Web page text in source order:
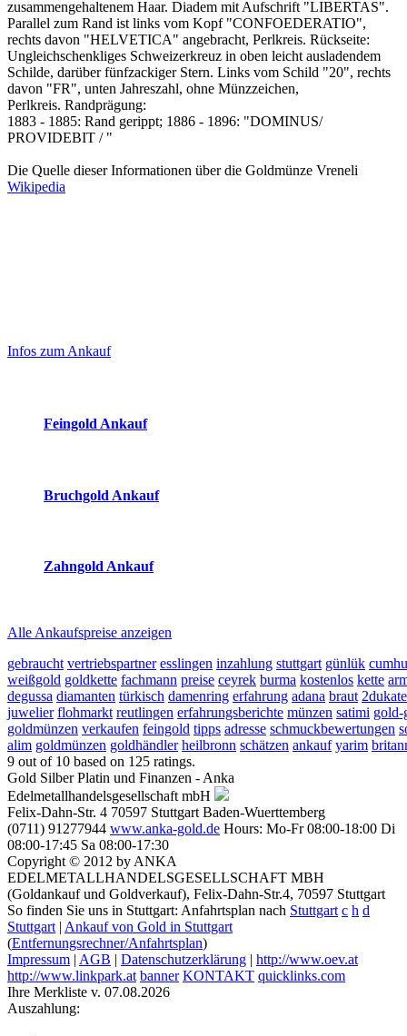
zusammengehaltenem Haar. Diadem mit Aufschrift "LIBERTAS".
Parallel zum Rand ist links vom Kopf "CONFOEDERATIO",
rechts davon "HELVETICA" angebracht, Perlkreis. Rückseite:
Ungleichschenkliges Schweizerkreuz in oben leicht ausladendem
Schilde, darüber fünfzackiger Stern. Links vom Schild "20", rechts
davon "FR", unten Jahreszahl, ohne Münzzeichen,
Perlkreis. Randprägung:
1883 - 1885: Rand gerippt; 1886 - 1896: "DOMINUS/
PROVIDEBIT / "
Die Quelle dieser Informationen über die Goldmünze Vreneli
Wikipedia
Sidebar
Infos zum Ankauf
Feingold Ankauf
Bruchgold Ankauf
Zahngold Ankauf
Alle Ankaufspreise anzeigen
gebraucht vertriebspartner esslingen inzahlung stuttgart günlük
weißgold goldkette fachmann preise ceyrek burma kostenlos kette
degussa diamanten türkisch damenring erfahrung adana braut
juwelier flohmarkt reutlingen erfahrungsberichte münzen satimi gold-
goldmünzen verkaufen feingold tipps adresse schmuckbewertungen
alim goldmünzen goldhändler heilbronn schätzen ankauf yarim
9 out of 10 based on 125 ratings.
Gold Silber Platin und Finanzen - Anka
Edelmetallhandelsgesellschaft mbH
Felix-Dahn-Str. 4 70597 Stuttgart Baden-Wuerttemberg
(0711) 91277944 www.anka-gold.de Hours: Mo-Fr 08:00-18:00 Di
08:00-17:45 Sa 08:00-17:30
Copyright © 2012 by ANKA
EDELMETALLHANDELSGESELLSCHAFT MBH
(Goldankauf und Goldverkauf), Felix-Dahn-Str.4, 70597 Stuttgart
So finden Sie uns in Stuttgart: Anfahrtsplan nach Stuttgart c h d
Stuttgart| Ankauf von Gold in Stuttgart
(Entfernungsrechner/Anfahrtsplan)
Impressum | AGB | Datenschutzerklärung | http://www.oev.at
http://www.linkpark.at banner KONTAKT quicklinks.com
Ihre Merkliste v. 07.08.2026
Auszahlung: